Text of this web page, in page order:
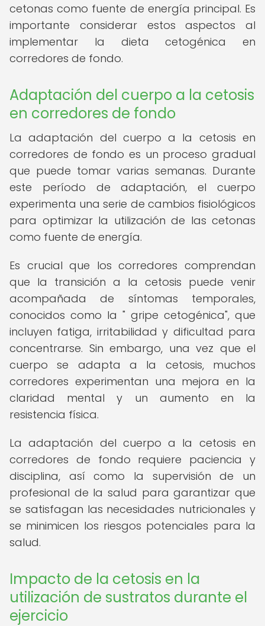
cetonas como fuente de energía principal. Es
importante considerar estos aspectos al
implementar la dieta cetogénica en
corredores de fondo.
Adaptación del cuerpo a la cetosis
en corredores de fondo
La adaptación del cuerpo a la cetosis en
corredores de fondo es un proceso gradual
que puede tomar varias semanas. Durante
este período de adaptación, el cuerpo
experimenta una serie de cambios fisiológicos
para optimizar la utilización de las cetonas
como fuente de energía.
Es crucial que los corredores comprendan
que la transición a la cetosis puede venir
acompañada de síntomas temporales,
conocidos como la " gripe cetogénica", que
incluyen fatiga, irritabilidad y dificultad para
concentrarse. Sin embargo, una vez que el
cuerpo se adapta a la cetosis, muchos
corredores experimentan una mejora en la
claridad mental y un aumento en la
resistencia física.
La adaptación del cuerpo a la cetosis en
corredores de fondo requiere paciencia y
disciplina, así como la supervisión de un
profesional de la salud para garantizar que
se satisfagan las necesidades nutricionales y
se minimicen los riesgos potenciales para la
salud.
Impacto de la cetosis en la
utilización de sustratos durante el
ejercicio